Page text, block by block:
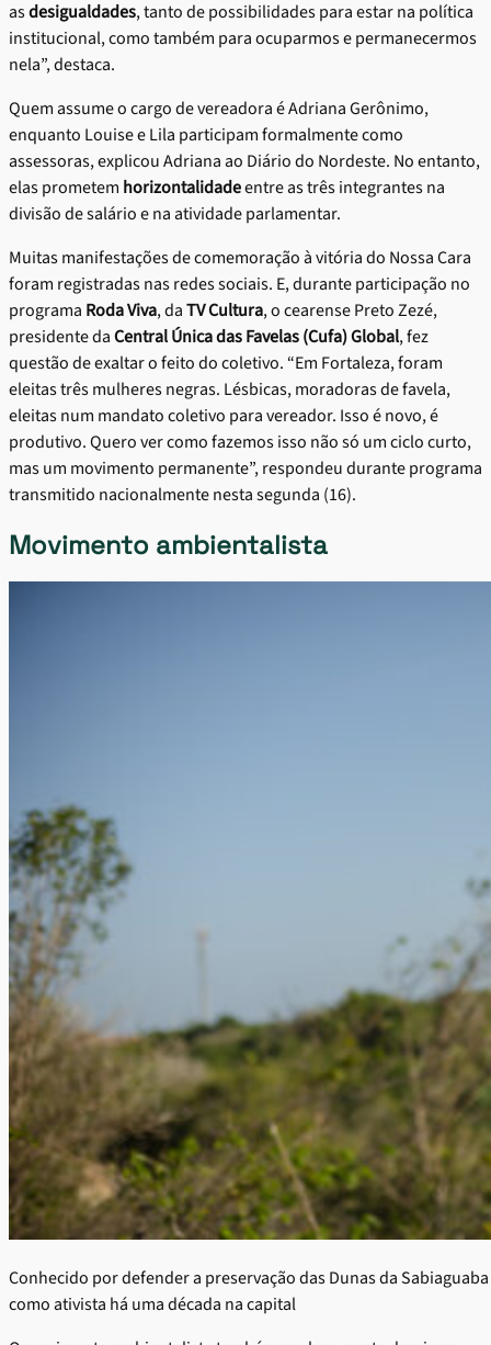
asdesigualdades, tanto de possibilidades para estar na política
institucional, como também para ocuparmos e permanecermos
nela”, destaca.
Quem assume o cargo de vereadora é Adriana Gerônimo,
enquanto Louise e Lila participam formalmente como
assessoras, explicou Adriana ao Diário do Nordeste. No entanto,
elas prometem horizontalidadeentre as três integrantes na
divisão de salário e na atividade parlamentar.
Muitas manifestações de comemoração à vitória do Nossa Cara
foram registradas nas redes sociais. E, durante participação no
programa Roda Viva, daTV Cultura, o cearense Preto Zezé,
presidente daCentral Única das Favelas (Cufa) Global, fez
questão de exaltar o feito do coletivo. “Em Fortaleza, foram
eleitas três mulheres negras. Lésbicas, moradoras de favela,
eleitas num mandato coletivo para vereador. Isso é novo, é
produtivo. Quero ver como fazemos isso não só um ciclo curto,
mas um movimento permanente”, respondeu durante programa
transmitido nacionalmente nesta segunda (16).
Movimento ambientalista
Conhecido por defender a preservação das Dunas da
como ativista há uma década na capital